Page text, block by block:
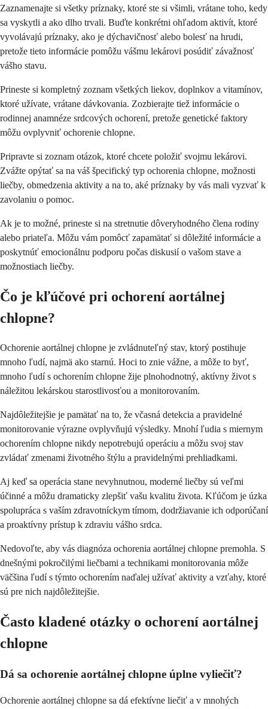
Zaznamenajte si všetky príznaky, ktoré ste si všimli, vrátane toho, kedy
sa vyskytli a ako dlho trvali. Buďte konkrétni ohľadom aktivít, ktoré
vyvolávajú príznaky, ako je dýchavičnosť alebo bolesť na hrudi,
pretože tieto informácie pomôžu vášmu lekárovi posúdiť závažnosť
vášho stavu.
Prineste si kompletný zoznam všetkých liekov, doplnkov a vitamínov,
ktoré užívate, vrátane dávkovania. Zozbierajte tiež informácie o
rodinnej anamnéze srdcových ochorení, pretože genetické faktory
môžu ovplyvniť ochorenie chlopne.
Pripravte si zoznam otázok, ktoré chcete položiť svojmu lekárovi.
Zvážte opýtať sa na váš špecifický typ ochorenia chlopne, možnosti
liečby, obmedzenia aktivity a na to, aké príznaky by vás mali vyzvať k
zavolaniu o pomoc.
Ak je to možné, prineste si na stretnutie dôveryhodného člena rodiny
alebo priateľa. Môžu vám pomôcť zapamätať si dôležité informácie a
poskytnúť emocionálnu podporu počas diskusií o vašom stave a
možnostiach liečby.
Čo je kľúčové pri ochorení aortálnej
chlopne?
Ochorenie aortálnej chlopne je zvládnuteľný stav, ktorý postihuje
mnoho ľudí, najmä ako starnú. Hoci to znie vážne, a môže to byť,
mnoho ľudí s ochorením chlopne žije plnohodnotný, aktívny život s
náležitou lekárskou starostlivosťou a monitorovaním.
Najdôležitejšie je pamätať na to, že včasná detekcia a pravidelné
monitorovanie výrazne ovplyvňujú výsledky. Mnohí ľudia s miernym
ochorením chlopne nikdy nepotrebujú operáciu a môžu svoj stav
zvládať zmenami životného štýlu a pravidelnými prehliadkami.
Aj keď sa operácia stane nevyhnutnou, moderné liečby sú veľmi
účinné a môžu dramaticky zlepšiť vašu kvalitu života. Kľúčom je úzka
spolupráca s vaším zdravotníckym tímom, dodržiavanie ich odporúčaní
a proaktívny prístup k zdraviu vášho srdca.
Nedovoľte, aby vás diagnóza ochorenia aortálnej chlopne premohla. S
dnešnými pokročilými liečbami a technikami monitorovania môže
väčšina ľudí s týmto ochorením naďalej užívať aktivity a vzťahy, ktoré
sú pre nich najdôležitejšie.
Často kladené otázky o ochorení aortálnej
chlopne
Dá sa ochorenie aortálnej chlopne úplne vyliečiť?
Ochorenie aortálnej chlopne sa dá efektívne liečiť a v mnohých